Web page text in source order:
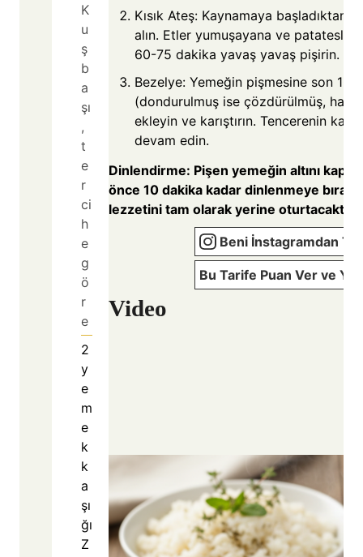
K
u
ş
b
a
şı
,
t
e
r
ci
h
e
g
ö
r
e
2
y
e
m
e
k
k
a
şı
ğı
Z
Kısık Ateş: Kaynamaya başladıktan
alın. Etler yumuşayana ve patatesler
60-75 dakika yavaş yavaş pişirin.
Bezelye: Yemeğin pişmesine son 10
(dondurulmuş ise çözdürülmüş,
ekleyin ve karıştırın. Tencerenin
devam edin.
Dinlendirme: Pişen yemeğin altını
önce 10 dakika kadar dinlenmeye
lezzetini tam olarak yerine oturtacaktır.
Beni İnstagramdan
Bu Tarife Puan Ver ve
Video